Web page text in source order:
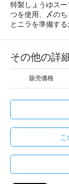
特製しょうゆス
つを使用、〆の
とニラを準備する
その他の詳
販売価格